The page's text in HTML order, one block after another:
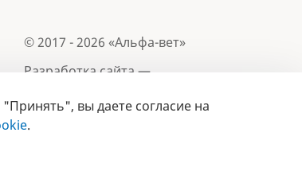
© 2017 - 2026 «Альфа-вет»
Разработка сайта —
Лицензия № 02150/1874, УНП 190845301
Информация, представленная на сайте, носит
справочный характер и не является публичной
вы даете согласие на
.